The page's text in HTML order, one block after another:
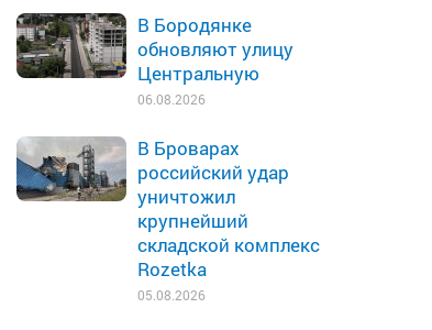
В Бородянке
обновляют улицу
Центральную
06.08.2026
В Броварах
российский удар
уничтожил
крупнейший
складской комплекс
Rozetka
05.08.2026